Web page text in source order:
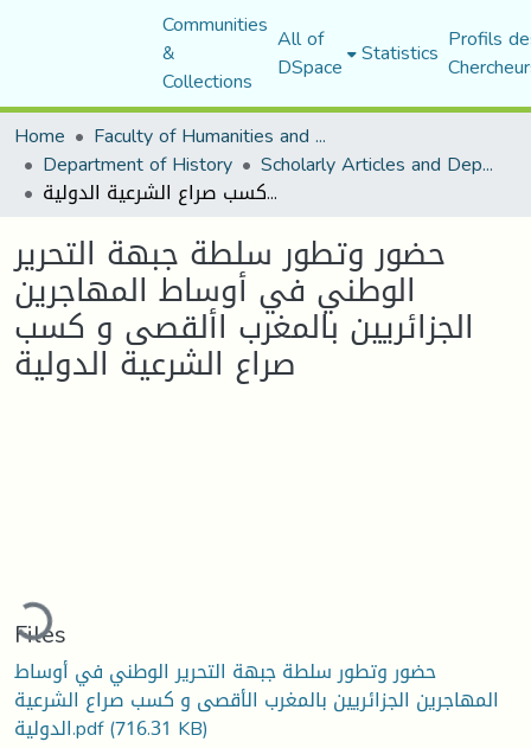
Communities
&
Collections
All of
DSpace Statistics Profils
Home
Faculty of Humanities and Social Sciences
Department of History Scholarly Articles and Department Publications
حضور وتطور سلطة جبهة التحرير الوطني في أوساط المهاجرين الجزائريين بالمغرب األقصى و كسب صراع الشرعية الدولية
حضور وتطور سلطة جبهة التحرير
الوطني في أوساط المهاجرين
الجزائريين بالمغرب األقصى و كسب
صراع الشرعية الدولية
Files
حضور وتطور سلطة جبهة التحرير الوطني في أوساط
المهاجرين الجزائريين بالمغرب الأقصى و كسب صراع الشرعية
الدولية.pdf(716.31 KB)